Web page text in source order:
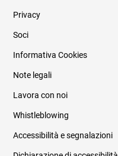
Privacy
Soci
Informativa Cookies
Note legali
Lavora con noi
Whistleblowing
Accessibilità e segnalazioni